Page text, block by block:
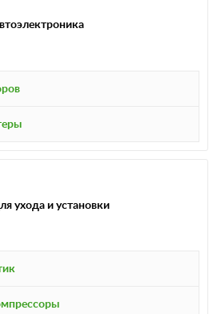
ухода и установки